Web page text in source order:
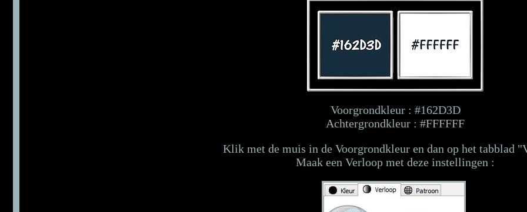
Voorgrondkleur : #162D3D
Achtergrondkleur : #FFFFFF
Klik met de muis in de Voorgrondkleur en dan op het tabblad
Maak een Verloop met deze instellingen :